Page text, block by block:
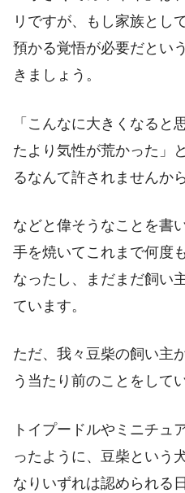
リですが、もし家族とし
預かる覚悟が必要だとい
きましょう。
「こんなに大きくなると
たより気性が荒かった」
るなんて許されませんから
などと偉そうなことを書
手を焼いてこれまで何度
なったし、まだまだ飼い
ています。
ただ、我々豆柴の飼い主
う当たり前のことをして
トイプードルやミニチュ
ったように、豆柴という
なりいずれは認められる